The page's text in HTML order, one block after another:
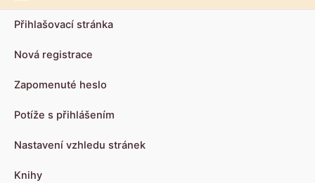
Přihlašovací stránka
Nová registrace
Zapomenuté heslo
Potíže s přihlášením
Nastavení vzhledu stránek
Knihy